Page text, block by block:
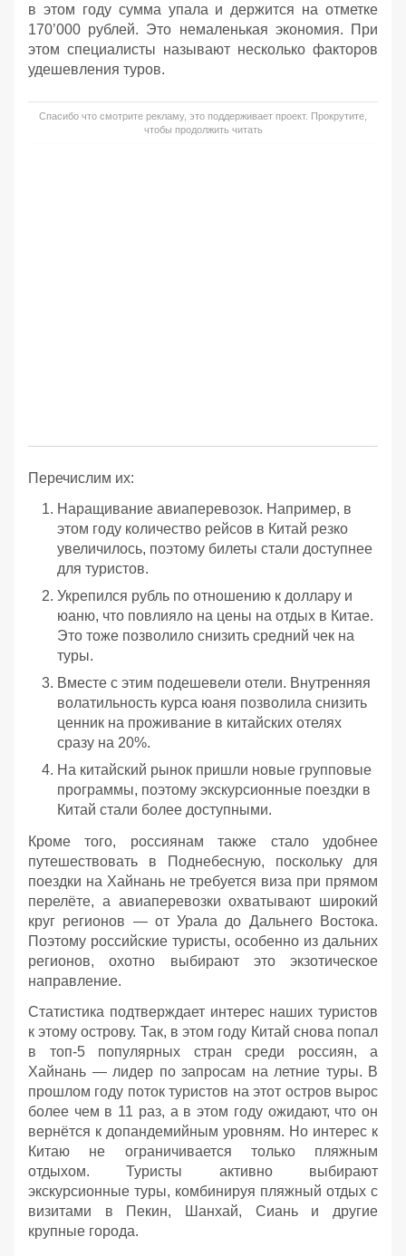
в этом году сумма упала и держится на отметке
170’000 рублей. Это немаленькая экономия. При
этом специалисты называют несколько факторов
удешевления туров.
Спасибо что смотрите рекламу, это поддерживает проект. Прокрутите,
чтобы продолжить читать
Перечислим их:
Наращивание авиаперевозок. Например, в
этом году количество рейсов в Китай резко
увеличилось, поэтому билеты стали доступнее
для туристов.
Укрепился рубль по отношению к доллару и
юаню, что повлияло на цены на отдых в Китае.
Это тоже позволило снизить средний чек на
туры.
Вместе с этим подешевели отели. Внутренняя
волатильность курса юаня позволила снизить
ценник на проживание в китайских отелях
сразу на 20%.
На китайский рынок пришли новые групповые
программы, поэтому экскурсионные поездки в
Китай стали более доступными.
Кроме того, россиянам также стало удобнее
путешествовать в Поднебесную, поскольку для
поездки на Хайнань не требуется виза при прямом
перелёте, а авиаперевозки охватывают широкий
круг регионов — от Урала до Дальнего Востока.
Поэтому российские туристы, особенно из дальних
регионов, охотно выбирают это экзотическое
направление.
Статистика подтверждает интерес наших туристов
к этому острову. Так, в этом году Китай снова попал
в топ-5 популярных стран среди россиян, а
Хайнань — лидер по запросам на летние туры. В
прошлом году поток туристов на этот остров вырос
более чем в 11 раз, а в этом году ожидают, что он
вернётся к допандемийным уровням. Но интерес к
Китаю не ограничивается только пляжным
отдыхом. Туристы активно выбирают
экскурсионные туры, комбинируя пляжный отдых с
визитами в Пекин, Шанхай, Сиань и другие
крупные города.